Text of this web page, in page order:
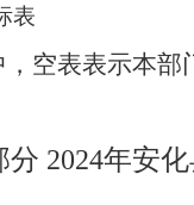
表
空表表示本部
分 2024年安